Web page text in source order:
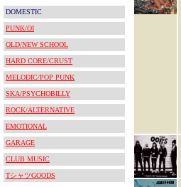
DOMESTIC
PUNK/OI
OLD/NEW SCHOOL
HARD CORE/CRUST
MELODIC/POP PUNK
SKA/PSYCHOBILLY
ROCK/ALTERNATIVE
EMOTIONAL
GARAGE
CLUB MUSIC
TシャツGOODS